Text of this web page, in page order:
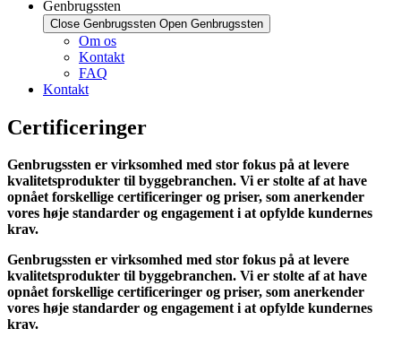
Genbrugssten
Close Genbrugssten Open Genbrugssten
Om os
Kontakt
FAQ
Kontakt
Certificeringer
Genbrugssten er virksomhed med stor fokus på at levere
kvalitetsprodukter til byggebranchen. Vi er stolte af at have
opnået forskellige certificeringer og priser, som anerkender
vores høje standarder og engagement i at opfylde kundernes
krav.
Genbrugssten er virksomhed med stor fokus på at levere
kvalitetsprodukter til byggebranchen. Vi er stolte af at have
opnået forskellige certificeringer og priser, som anerkender
vores høje standarder og engagement i at opfylde kundernes
krav.